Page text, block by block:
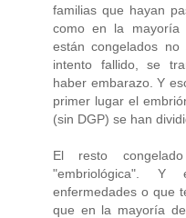
familias que hayan
como en la mayoría
están congelados
intento fallido, se
haber embarazo. Y
primer lugar el
(sin DGP) se han
El resto
"embriológica".
enfermedades o que
que en la mayoría